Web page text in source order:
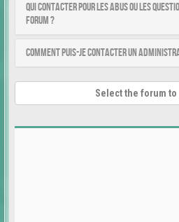
Qui contacter pour les abus ou les
forum ?
Comment puis-je contacter un
Select the forum to